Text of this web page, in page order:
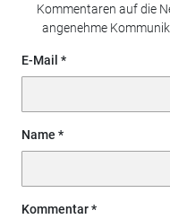
Kommentaren auf die
angenehme
E-Mail
Name
Kommentar